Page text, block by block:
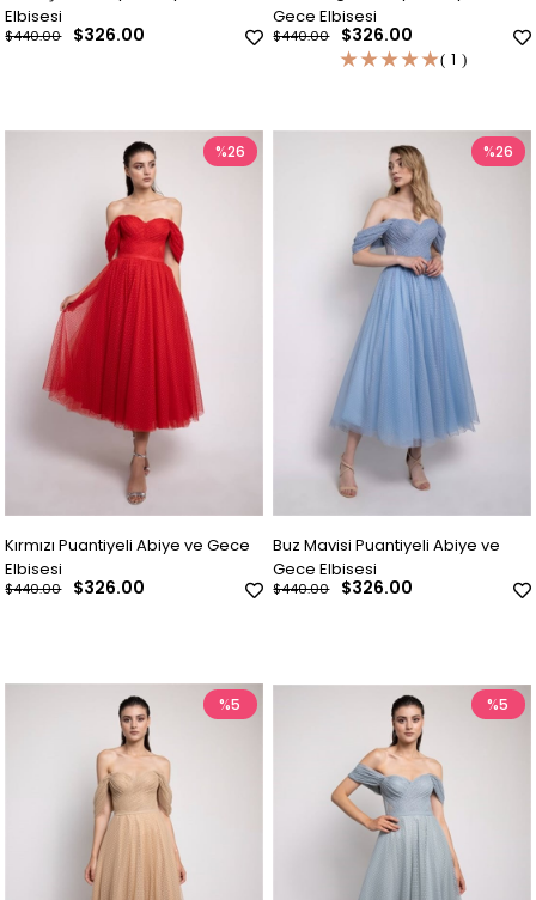
Elbisesi
$326.00
$440.00
Gece Elbisesi
$326.00
$440.00
★★★★★ 1
Kırmızı Puantiyeli Abiye ve Gece
Elbisesi
$326.00
$440.00
%26
Buz Mavisi Puantiyeli Abiye ve
Gece Elbisesi
$326.00
$440.00
%26
%5 %5